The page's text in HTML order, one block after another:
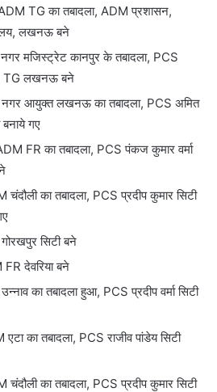
TG का तबादला, ADM प्रशासन,
लखनऊ बने
नगर मजिस्ट्रेट कानपुर के तबादला, PCS
TG लखनऊ बने
आयुक्त लखनऊ का तबादला, PCS अमित
गए
FR का तबादला, PCS पंकज कुमार वर्मा
का तबादला, PCS प्रदीप कुमार सिटी
सिटी बने
देवरिया बने
का तबादला हुआ, PCS प्रदीप वर्मा सिटी
का तबादला, PCS राजीव पांडेय सिटी
का तबादला, PCS प्रदीप कुमार सिटी